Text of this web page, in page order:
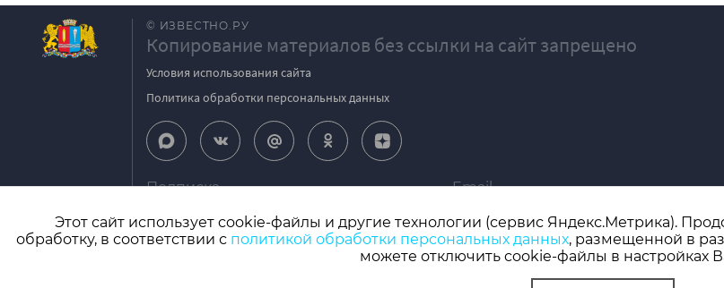
© ИЗВЕСТНО.РУ
Копирование материалов без ссылки на сайт запрещено
Условия использования сайта
Политика обработки персональных данных
Подписка
Email
СМИ: Izvestno.ru. Реестровая запись 08.11.2019 серия ЭЛ № ФС 77 - 77192, зарегистрировано
Этот сайт использует cookie-файлы и другие технологии (сервис Яндекс.Метрика).
обработку, в соответствии с политикой обработки персональных данных, размещенной в
можете отключить cookie-файлы в настройках